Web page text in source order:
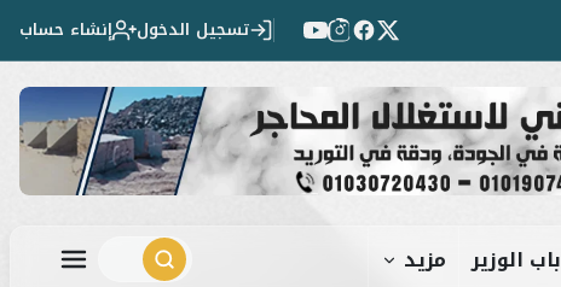
تسجيل الدخول إنشاء حساب
باب الوزير مزيد